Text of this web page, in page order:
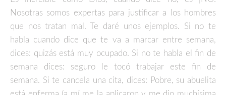
Nosotras somos expertas para justificar a los hombres
que nos tratan mal. Te daré unos ejemplos. Si no te
habla cuando dice que te va a marcar entre semana,
dices: quizás está muy ocupado. Si no te habla el fin de
semana dices: seguro le tocó trabajar este fin de
semana. Si te cancela una cita, dices: Pobre, su abuelita